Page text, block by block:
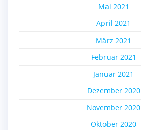
Mai 2021
April 2021
März 2021
Februar 2021
Januar 2021
Dezember 2020
November 2020
Oktober 2020